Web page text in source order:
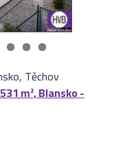
Těchov
m², Blansko -